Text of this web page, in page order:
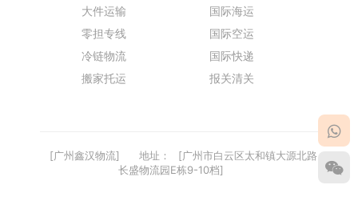
大件运输
零担专线
冷链物流
搬家托运
国际海运
国际空运
国际快递
报关清关
[广州鑫汉物流] 地址：
[广州市白云区太和镇大源北路
长盛物流园E栋9-10档]